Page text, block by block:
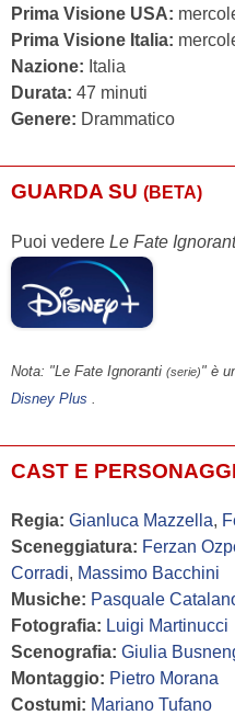
Prima Visione USA:
Prima Visione Italia:
Nazione: Italia
Durata: 47 minuti
Genere: Drammatico
GUARDA SU (BETA)
Puoi vedere Le Fate
Nota: "Le Fate Ignoranti (serie)" è
Disney Plus
CAST E PERSONAGGI
Regia: Gianluca Mazzella,
Sceneggiatura: Ferzan
Corradi, Massimo Bacchini
Musiche: Pasquale
Fotografia: Luigi Martinucci
Scenografia: Giulia
Montaggio: Pietro Morana
Costumi: Mariano Tufano